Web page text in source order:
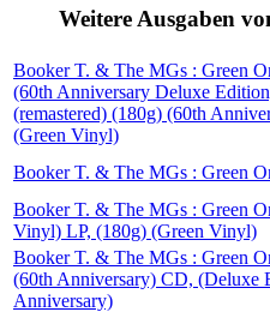
Weitere Ausgaben
Booker T. & The MGs : Green
(60th Anniversary Deluxe
(remastered) (180g) (60th
(Green Vinyl)
Booker T. & The MGs : Green
Booker T. & The MGs : Green
Vinyl) LP, (180g) (Green Vinyl)
Booker T. & The MGs : Green
(60th Anniversary) CD, (Deluxe
Anniversary)